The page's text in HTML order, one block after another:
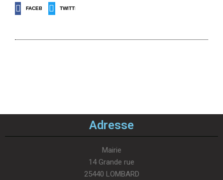
FACEBOOK TWITTER
Adresse
Mairie
14 Grande rue
25440 LOMBARD